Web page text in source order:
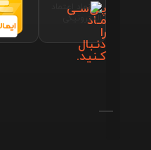
پـی‌سـی
مـاد
را
دنـبال
کـنید.